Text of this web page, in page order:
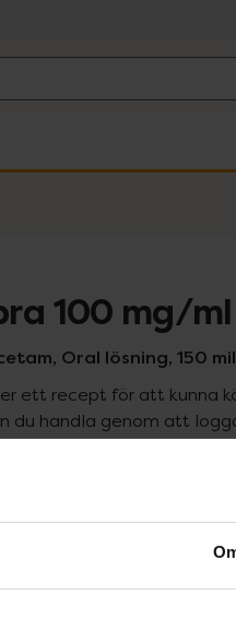
100 mg/ml
Oral lösning, 150
ett recept för att kunna
du handla genom att
Pris med